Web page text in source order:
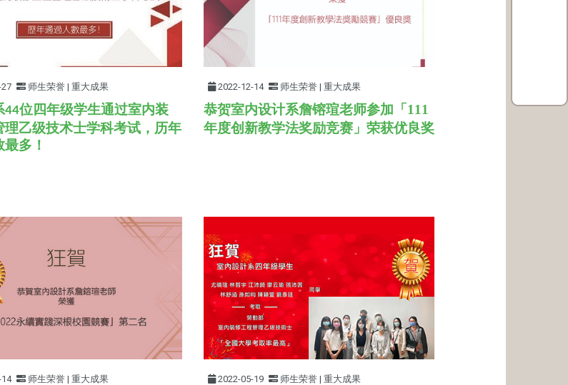
师生荣誉 | 重大成果
44位四年级学生通过室内装
理乙级技术士学科考试，历年
多！
2022-12-14 师生荣誉 | 重大成果
恭贺室内设计系詹镕瑄老师参加「111
年度创新教学法奖励竞赛」荣获优良奖
师生荣誉 | 重大成果 2022-05-19 师生荣誉 | 重大成果